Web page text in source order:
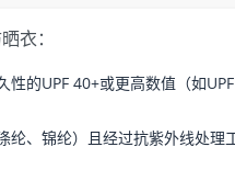
衣：
性的UPF 40+或更高数值（如
纶、锦纶）且经过抗紫外线处